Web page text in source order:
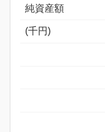
純資産額
(千円)